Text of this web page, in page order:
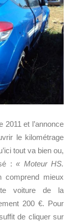
et l’annonce
le kilométrage
tout va bien ou,
:« Moteur HS.
comprend mieux
voiture de la
200 €. Pour
de cliquer sur